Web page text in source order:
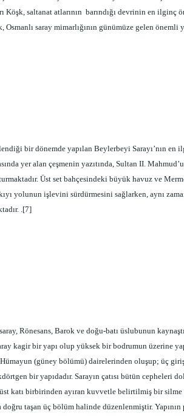
Köşk, saltanat atlarının  barındığı devrinin en
saray mimarlığının günümüze gelen önemli
bir dönemde yapılan Beylerbeyi Sarayı’nın en
yer alan çeşmenin yazıtında, Sultan II.
Üst set bahçesindeki büyük havuz ve
yolunun işlevini sürdürmesini sağlarken, aynı
.[7]
Rönesans, Barok ve doğu-batı üslubunun
kagir bir yapı olup yüksek bir bodrumun üzerine
(güney bölümü) dairelerinden oluşup; üç
bir yapıdadır. Sarayın çatısı bütün cepheleri
katı birbirinden ayıran kuvvetle belirtilmiş bir silme
doğru taşan üç bölüm halinde düzenlenmiştir.